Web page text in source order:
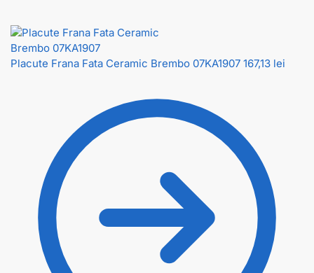
Placute Frana Fata Ceramic Brembo 07KA1907 167,13 lei